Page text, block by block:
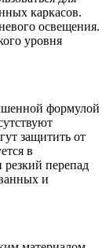
каркасов.
освещения.
уровня
формулой
защитить от
в
перепад
и